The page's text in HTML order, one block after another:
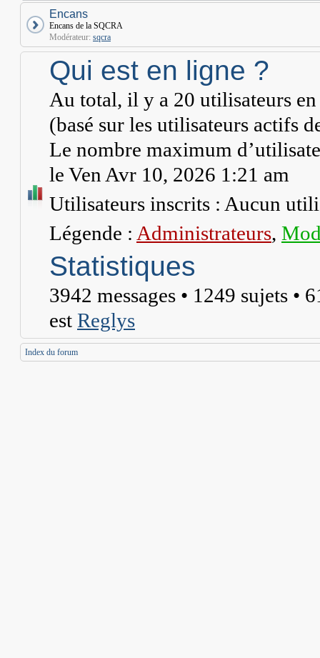
Encans
Encans de la SQCRA
Modérateur: sqcra
Qui est en ligne ?
Au total, il y a 20 utilisateurs
(basé sur les utilisateurs actifs
Le nombre maximum
le Ven Avr 10, 2026 1:21 am
Utilisateurs inscrits : Aucun
Légende : Administrateurs,
Statistiques
3942 messages • 1249 sujets •
est Reglys
Index du forum